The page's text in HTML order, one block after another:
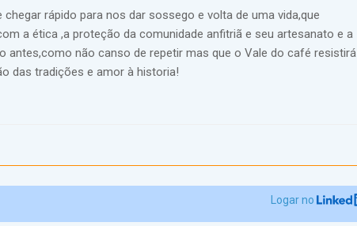
rápido para nos dar sossego e volta de uma vida,que
a ética ,a proteção da comunidade anfitriã e seu artesanato e a
antes,como não canso de repetir mas que o Vale do café resistirá
das tradições e amor à historia!
Logar no